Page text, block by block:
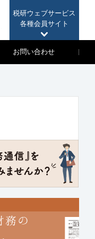
税研ウェブサービス
各種会員サイト
お問い合わせ